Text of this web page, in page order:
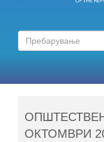
ОКТОМВРИ